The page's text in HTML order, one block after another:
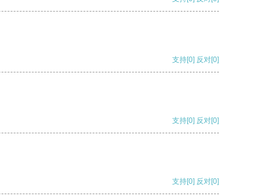
支持[0] 反对[0]
支持[0] 反对[0]
支持[0] 反对[0]